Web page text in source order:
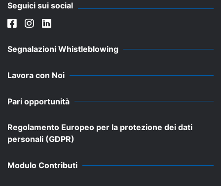
Seguici sui social
Segnalazioni Whistleblowing
Lavora con Noi
Pari opportunità
Regolamento Europeo per la protezione dei dati
personali (GDPR)
Modulo Contributi